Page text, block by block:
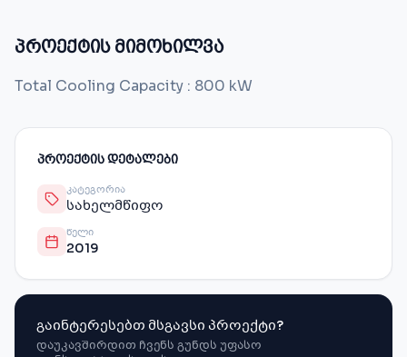
პროექტის მიმოხილვა
Total Cooling Capacity : 800 kW
ᲞᲠᲝᲔᲥᲢᲘᲡ ᲓᲔᲢᲐᲚᲔᲑᲘ
ᲙᲐᲢᲔᲒᲝᲠᲘᲐ
სახელმწიფო
ᲬᲔᲚᲘ
2019
გაინტერესებთ მსგავსი პროექტი?
დაუკავშირდით ჩვენს გუნდს უფასო